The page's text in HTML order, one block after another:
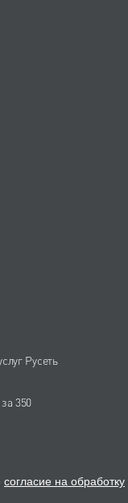
Русеть
350
согласие на обработку